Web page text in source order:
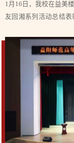
1月16日，我校在益美
友回湘系列活动总结表
谊，共话发展蓝图。
会上，党委书记李梦
挚的感谢与最崇高的
是对“益师精神”最生
满天星光，却始终心系